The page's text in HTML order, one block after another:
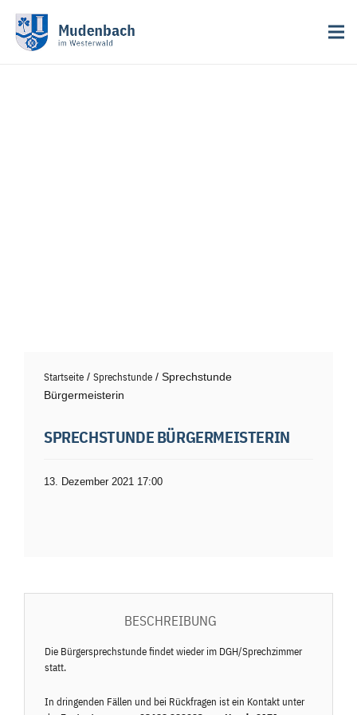
Startseite / Sprechstunde / Sprechstunde
Bürgermeisterin
SPRECHSTUNDE BÜRGERMEISTERIN
13. Dezember 2021 17:00
BESCHREIBUNG
Die Bürgersprechstunde findet wieder im DGH/Sprechzimmer
statt.
In dringenden Fällen und bei Rückfragen ist ein Kontakt unter